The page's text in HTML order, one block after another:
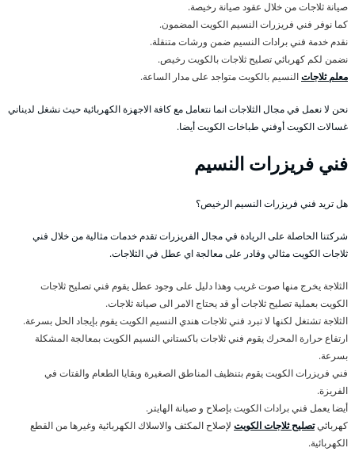
صيانة ثلاجات من خلال عقود صيانة رخيصة.
كما نوفر فني فريزرات النسيم الكويت المضمون.
نقدم خدمة فني برادات النسيم ضمن ورشات متنقلة.
نضمن لكم كهربائي تصليح ثلاجات بالكويت رخيص.
معلم ثلاجاتالنسيم بالكويت متواجد على مدار الساعة.
نحن لا نعمل في مجال الثلاجات انما نتعامل مع كافة الاجهزة الكهربائية حيث نشغل لديناني
غسالات الكويت أوفني طباخات الكويت أيضا.
فني فريزرات النسيم
هل تريد فني فريزرات النسيم الرخيص؟
شركتنا الحاصلة على الريادة في مجال الفريزرات تقدم خدمات مثالية من خلال فني
ثلاجات الكويت مثالي وقادر على معالجة اي عطل في الثلاجات.
الثلاجة يخرج منها صوت غريب وهذا دليل على وجود عطل يقوم فني تصليح ثلاجات
الكويت بعملية تصليح ثلاجات أو قد يحتاج الامر الى صيانة ثلاجات.
الثلاجة تشتغل لكنها لا تبرد فني ثلاجات هندي النسيم الكويت يقوم بإيجاد الحل بسرعة.
ارتفاع حرارة المحرك يقوم فني ثلاجات باكستاني النسيم الكويت بمعالجة المشكلة
بسرعة.
فني فريزرات الكويت يقوم بتنظيف المناطق الصغيرة وبقايا الطعام والفتات في
الفريزة.
أيضا يعمل فني برادات الكويت بإصلاح و صيانة الهايتر.
كهربائيتصليح ثلاجات الكويت لإصلاح المكثف والاسلاك الكهربائية وغيرها من القطع
الكهربائية.